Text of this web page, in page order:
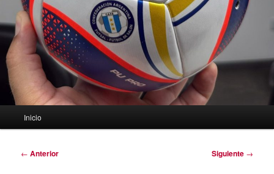
Inicio
Navegación
← Anterior Siguiente →